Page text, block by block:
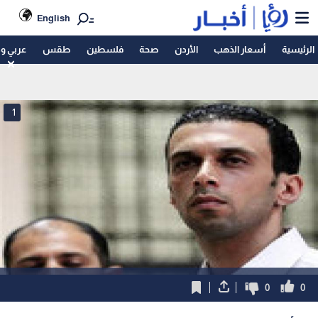
English
الرئيسية أسعار الذهب الأردن صحة فلسطين طقس عربي
1
0
0